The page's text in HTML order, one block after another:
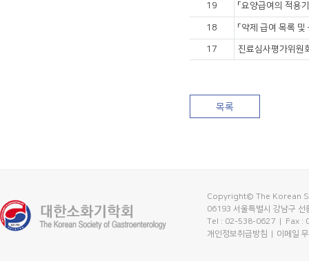
19 「요양급여의 적용
18 「약제 급여 목록
17 진료심사평가위원
목록
Copyright© The Korean
06193 서울특별시 강남구
Tel : 02-538-0627 | Fax :
개인정보취급방침
이메일